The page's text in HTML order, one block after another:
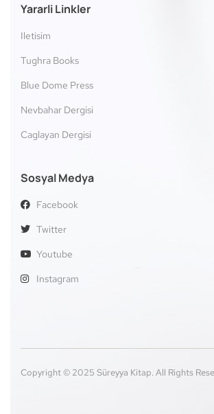
Yararli Linkler
Iletisim
Tughra Books
Blue Dome Press
Nevbahar Dergisi
Caglayan Dergisi
Sosyal Medya
Facebook
Twitter
Youtube
Instagram
Copyright © 2025 Süreyya Kitap. All Rights